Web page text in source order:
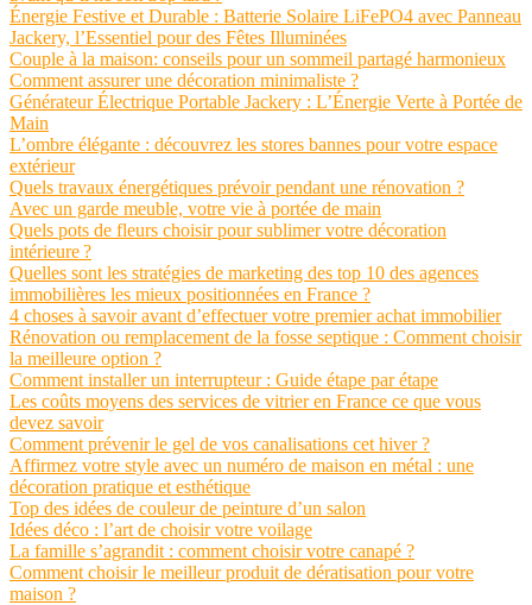
Énergie Festive et Durable : Batterie Solaire LiFePO4 avec Panneau
Jackery, l’Essentiel pour des Fêtes Illuminées
Couple à la maison: conseils pour un sommeil partagé harmonieux
Comment assurer une décoration minimaliste ?
Générateur Électrique Portable Jackery : L’Énergie Verte à Portée de
Main
L’ombre élégante : découvrez les stores bannes pour votre espace
extérieur
Quels travaux énergétiques prévoir pendant une rénovation ?
Avec un garde meuble, votre vie à portée de main
Quels pots de fleurs choisir pour sublimer votre décoration
intérieure ?
Quelles sont les stratégies de marketing des top 10 des agences
immobilières les mieux positionnées en France ?
4 choses à savoir avant d’effectuer votre premier achat immobilier
Rénovation ou remplacement de la fosse septique : Comment choisir
la meilleure option ?
Comment installer un interrupteur : Guide étape par étape
Les coûts moyens des services de vitrier en France ce que vous
devez savoir
Comment prévenir le gel de vos canalisations cet hiver ?
Affirmez votre style avec un numéro de maison en métal : une
décoration pratique et esthétique
Top des idées de couleur de peinture d’un salon
Idées déco : l’art de choisir votre voilage
La famille s’agrandit : comment choisir votre canapé ?
Comment choisir le meilleur produit de dératisation pour votre
maison ?